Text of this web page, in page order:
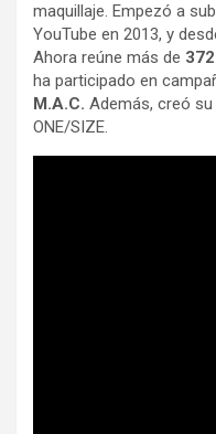
maquillaje. Empezó a
YouTube en 2013, y
Ahora reúne más de
ha participado en
M.A.C. Además, creó su
ONE/SIZE.